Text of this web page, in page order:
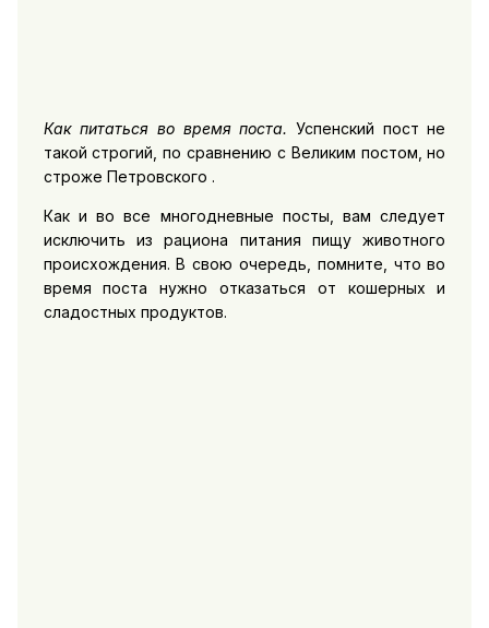
Как питаться во время поста. Успенский пост не
такой строгий, по сравнению с Великим постом, но
строже Петровского .
Как и во все многодневные посты, вам следует
исключить из рациона питания пищу животного
происхождения. В свою очередь, помните, что во
время поста нужно отказаться от кошерных и
сладостных продуктов.